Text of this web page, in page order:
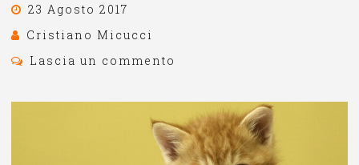
23 Agosto 2017
Cristiano Micucci
Lascia un commento